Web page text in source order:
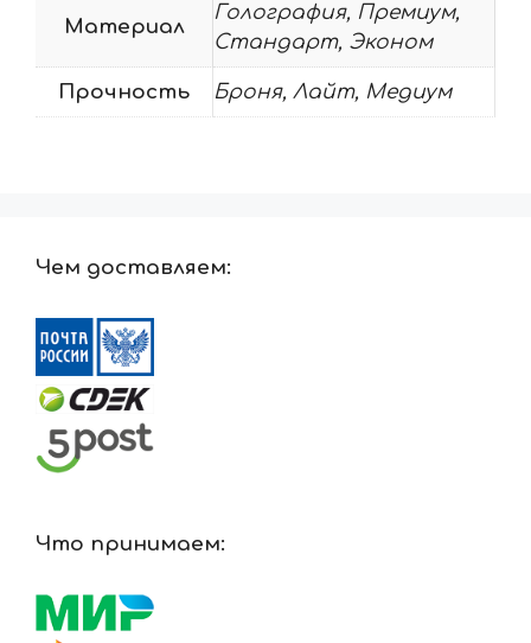
Материал
Голография, Премиум,
Стандарт, Эконом
Прочность Броня, Лайт, Медиум
Чем доставляем:
Что принимаем: